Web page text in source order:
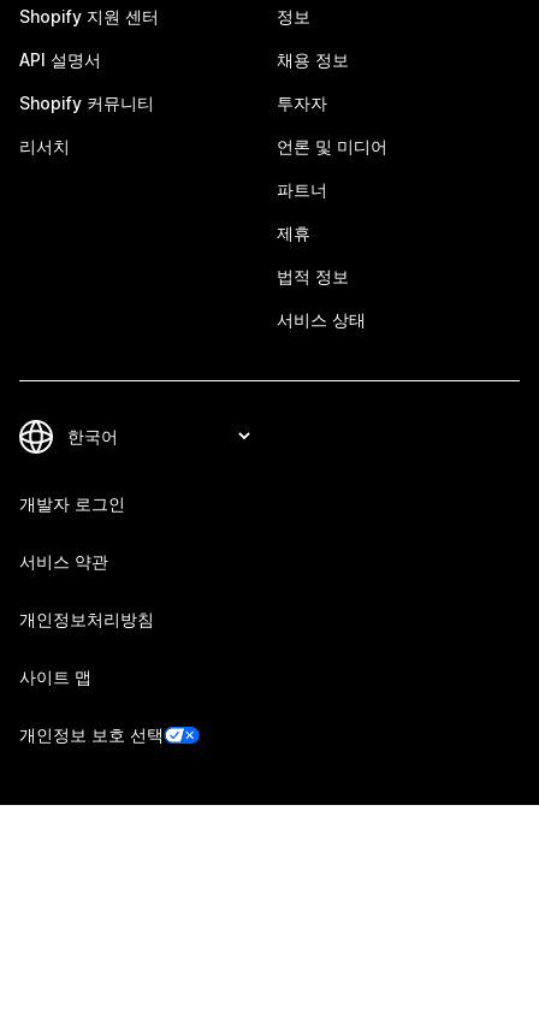
Shopify 지원 센터
API 설명서
Shopify 커뮤니티
리서치
정보
채용 정보
투자자
언론 및 미디어
파트너
제휴
법적 정보
서비스 상태
개발자 로그인
서비스 약관
개인정보처리방침
사이트 맵
개인정보 보호 선택